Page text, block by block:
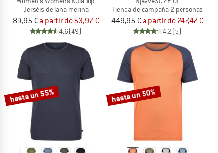
Jerséis de lana merina
89,95 € a partir de 53,97 €
4,6(49)
Tienda de campaña 2 personas
449,95 € a partir de 247,47 €
4,2(5)
hasta un 55% hasta un 50%